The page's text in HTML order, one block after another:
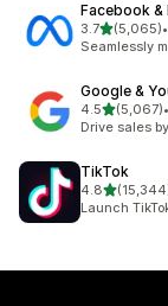
Facebook &
3.7별 5개 중
(5,065)
총 리뷰 5065•
Seamlessly
Google &
4.5별 5개 중
(5,067)
총 리뷰 5067 •
Drive sales
TikTok
4.8별 5개 중
총 리뷰
Launch